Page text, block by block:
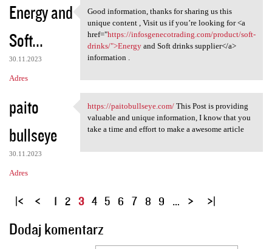
Energy and
Soft...
30.11.2023
Adres
Good information, thanks for
Good information, thanks for sharing us this
unique content , Visit us if you’re looking for <a
href="https://infosgenecotrading.com/product/soft-
drinks/">Energyand Soft drinks supplier</a>
information .
paito
bullseye
30.11.2023
Adres
https://paitobullseye.com/
https://paitobullseye.com/This Post is providing
valuable and unique information, I know that you
take a time and effort to make a awesome article
S
r
1 2 3 4 5 6 7 8 9 …
Dodaj komentarz